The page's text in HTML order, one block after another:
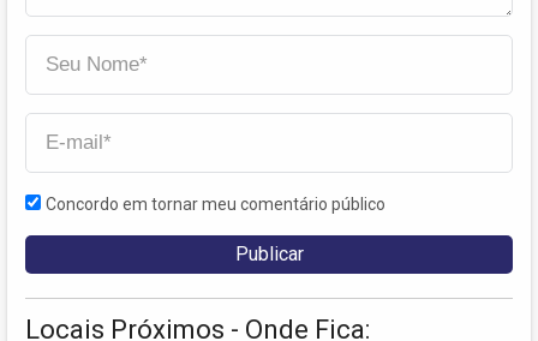
Concordo em tornar meu comentário público
Locais Próximos - Onde Fica: